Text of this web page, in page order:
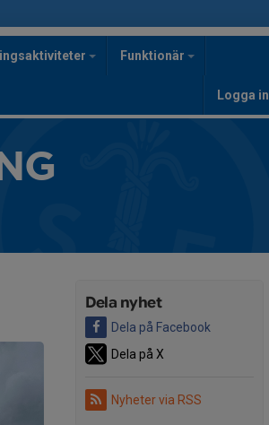
Funktionär
Logga in
Dela nyhet
Dela på Facebook
Dela på X
Nyheter via RSS